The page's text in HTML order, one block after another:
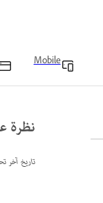
Mobile
نظرة
تاريخ آخر